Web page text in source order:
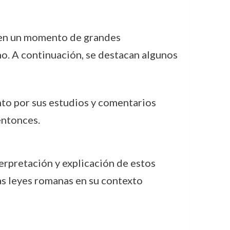
un momento de grandes
A continuación, se destacan algunos
por sus estudios y comentarios
y explicación de estos
leyes romanas en su contexto